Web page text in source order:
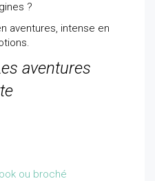
?
aventures, intense en
aventures
ou broché